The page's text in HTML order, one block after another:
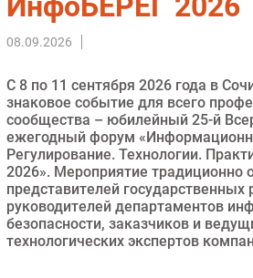
Интеграция
Рынок ПК
Торговые сети
Оборудование
ПО
Outsourcing
Кадры
Регулирование
Финансы
08.09.2026
С 8 по 11 сентября 2026 года в
знаковое событие для всего
сообщества – юбилейный 25-й
ежегодный форум
Регулирование. Технологии.
2026». Мероприятие традиционно
представителей государственных
руководителей департаментов
безопасности, заказчиков и
технологических экспертов